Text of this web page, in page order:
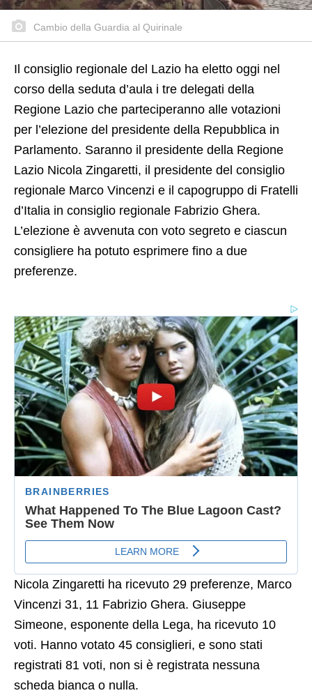
Cambio della Guardia al Quirinale
Il consiglio regionale del Lazio ha eletto oggi nel
corso della seduta d’aula i tre delegati della
Regione Lazio che parteciperanno alle votazioni
per l’elezione del presidente della Repubblica in
Parlamento. Saranno il presidente della Regione
Lazio Nicola Zingaretti, il presidente del consiglio
regionale Marco Vincenzi e il capogruppo di Fratelli
d’Italia in consiglio regionale Fabrizio Ghera.
L’elezione è avvenuta con voto segreto e ciascun
consigliere ha potuto esprimere fino a due
preferenze.
Nicola Zingaretti ha ricevuto 29 preferenze, Marco
Vincenzi 31, 11 Fabrizio Ghera. Giuseppe
Simeone, esponente della Lega, ha ricevuto 10
voti. Hanno votato 45 consiglieri, e sono stati
registrati 81 voti, non si è registrata nessuna
scheda bianca o nulla.